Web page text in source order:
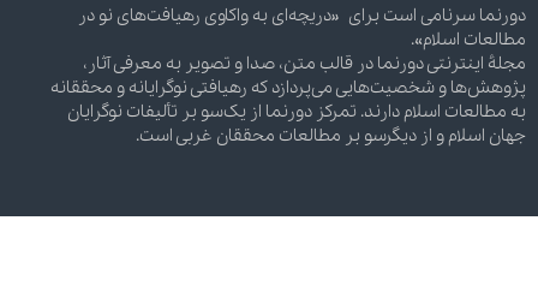
دورنما سرنامی است برای «دریچه‌ای به واکاوی رهیافت‌های نو در
مطالعات اسلام».
مجلۀ اینترنتی دورنما در قالب متن، صدا و تصویر به معرفی آثار،
پژوهش‌ها و شخصیت‌هایی می‌پردازد که رهیافتی نوگرایانه و محققانه
به مطالعات اسلام دارند. تمرکز دورنما از یک‌سو بر تألیفات نوگرایان
جهان اسلام و از دیگرسو بر مطالعات محققان غربی است.